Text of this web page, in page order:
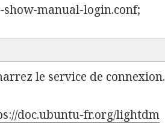
manual-login.conf;
le service de connexion.
doc.ubuntu-fr.org/lightdm